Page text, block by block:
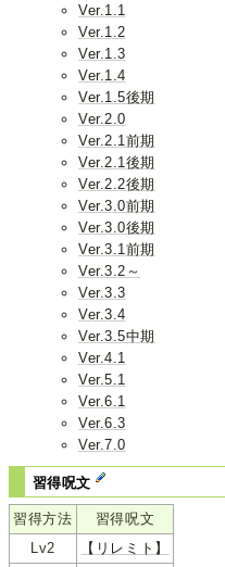
Ver.1.1
Ver.1.2
Ver.1.3
Ver.1.4
Ver.1.5後期
Ver.2.0
Ver.2.1前期
Ver.2.1後期
Ver.2.2後期
Ver.3.0前期
Ver.3.0後期
Ver.3.1前期
Ver.3.2～
Ver.3.3
Ver.3.4
Ver.3.5中期
Ver.4.1
Ver.5.1
Ver.6.1
Ver.6.3
Ver.7.0
習得呪文
習得方法
習得呪文
Lv2
【リレミト】